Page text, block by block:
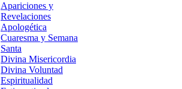
Apariciones y
Revelaciones
Apologética
Cuaresma y Semana
Santa
Divina Misericordia
Divina Voluntad
Espiritualidad